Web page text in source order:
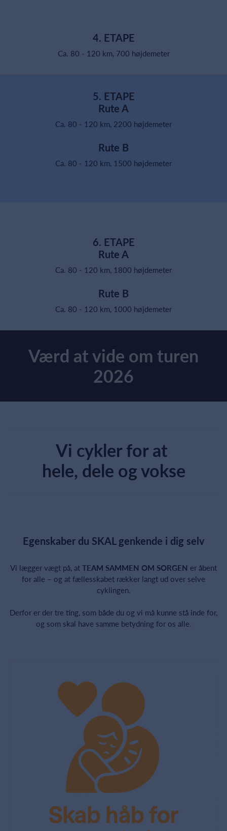
4. ETAPE
Ca. 80 - 120 km, 700 højdemeter
5. ETAPE
Rute A
Ca. 80 - 120 km, 2200 højdemeter
Rute B
Ca. 80 - 120 km, 1500 højdemeter
6. ETAPE
Rute A
Ca. 80 - 120 km, 1800 højdemeter
Rute B
Ca. 80 - 120 km, 1000 højdemeter
Værd at vide om turen
2026
Vi cykler for at
hele, dele og vokse
Egenskaber du SKAL genkende i dig selv
Vi lægger vægt på, at TEAM SAMMEN OM SORGEN er åbent
for alle – og at fællesskabet rækker langt ud over selve
cyklingen.
Derfor er der tre ting, som både du og vi må kunne stå inde for,
og som skal have samme betydning for os alle.